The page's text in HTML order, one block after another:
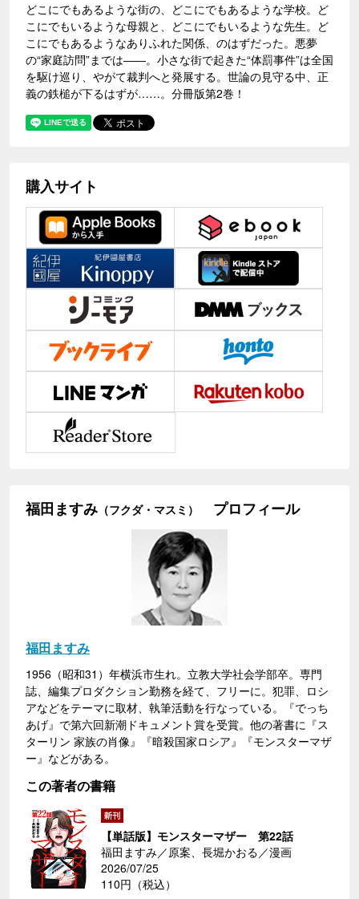
どこにでもあるような街の、どこにでもあるような学校。ど
こにでもいるような母親と、どこにでもいるような先生。ど
こにでもあるようなありふれた関係、のはずだった。悪夢
の“家庭訪問”までは――。小さな街で起きた“体罰事件”は全国
を駆け巡り、やがて裁判へと発展する。世論の見守る中、正
義の鉄槌が下るはずが……。分冊版第2巻！
購入サイト
福田ますみ （フクダ・マスミ） プロフィール
福田ますみ
1956（昭和31）年横浜市生れ。立教大学社会学部卒。専門
誌、編集プロダクション勤務を経て、フリーに。犯罪、ロシ
アなどをテーマに取材、執筆活動を行なっている。『でっち
あげ』で第六回新潮ドキュメント賞を受賞。他の著書に『ス
ターリン 家族の肖像』『暗殺国家ロシア』『モンスターマザ
ー』などがある。
この著者の書籍
【単話版】モンスターマザー 第22話
福田ますみ／原案、長堀かおる／漫画
2026/07/25
110円（税込）